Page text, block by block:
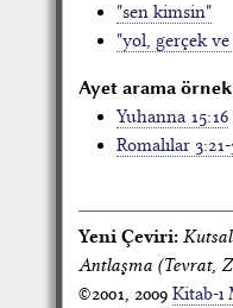
"sen kimsin"
"yol, gerçek ve
Ayet arama
Yuhanna 15:16
Romalılar 3:21-
Yeni Çeviri:
Antlaşma (Tevrat,
©2001, 2009 Kitab-ı